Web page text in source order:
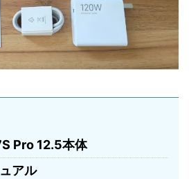
Pro 12.5本体
アル